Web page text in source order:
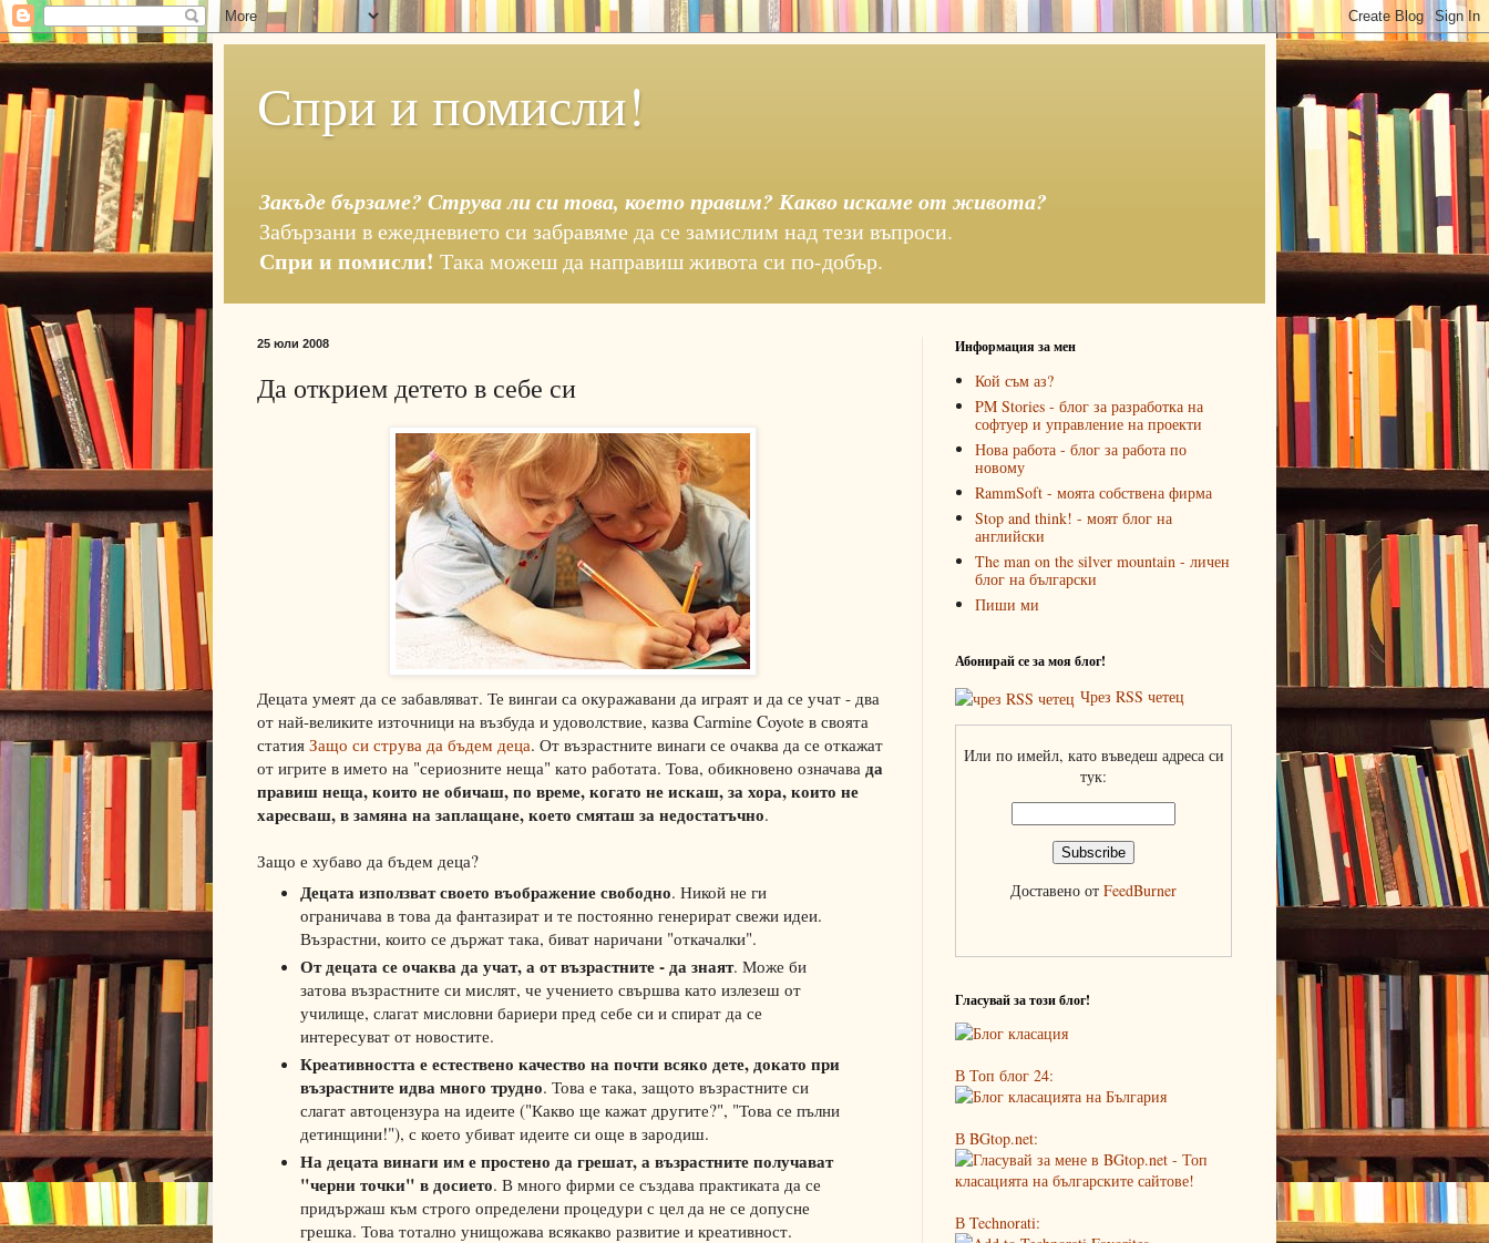
Спри и помисли!
Закъде бързаме? Струва ли си това, което правим? Какво искаме от живота?
Забързани в ежедневието си забравяме да се замислим над тези въпроси.
Спри и помисли! Така можеш да направиш живота си по-добър.
25 юли 2008
Да открием детето в себе си
Децата умеят да се забавляват. Те вингаи са окуражавани да играят и да се учат - два
от най-великите източници на възбуда и удоволствие, казва Carmine Coyote в своята
статия Защо си струва да бъдем деца. От възрастните винаги се очаква да се откажат
от игрите в името на "сериозните неща" като работата. Това, обикновено означава да
правиш неща, които не обичаш, по време, когато не искаш, за хора, които не
харесваш, в замяна на заплащане, което смяташ за недостатъчно.
Защо е хубаво да бъдем деца?
Децата използват своето въображение свободно. Никой не ги
ограничава в това да фантазират и те постоянно генерират свежи идеи.
Възрастни, които се държат така, биват наричани "откачалки".
От децата се очаква да учат, а от възрастните - да знаят. Може би
затова възрастните си мислят, че учението свършва като излезеш от
училище, слагат мисловни бариери пред себе си и спират да се
интересуват от новостите.
Креативността е естествено качество на почти всяко дете, докато при
възрастните идва много трудно. Това е така, защото възрастните си
слагат автоцензура на идеите ("Какво ще кажат другите?", "Това се пълни
детинщини!"), с което убиват идеите си още в зародиш.
На децата винаги им е простено да грешат, а възрастните получават
"черни точки" в досието. В много фирми се създава практиката да се
придържаш към строго определени процедури с цел да не се допусне
грешка. Това тотално унищожава всякакво развитие и креативност.
Информация за мен
Кой съм аз?
PM Stories - блог за разработка на
софтуер и управление на проекти
Нова работа - блог за работа по
новому
RammSoft - моята собствена фирма
Stop and think! - моят блог на
английски
The man on the silver mountain - личен
блог на български
Пиши ми
Абонирай се за моя блог!
Чрез RSS четец
Или по имейл, като въведеш адреса си
тук:
Доставено от FeedBurner
Гласувай за този блог!
В Топ блог 24:
В BGtop.net:
В Technorati: